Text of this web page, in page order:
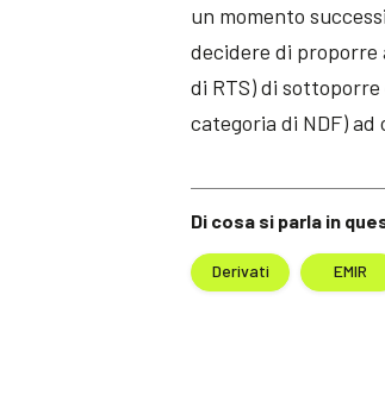
Di cosa si parla in
Derivati EMIR
un momento
decidere di proporre
di RTS) di
categoria di NDF) ad